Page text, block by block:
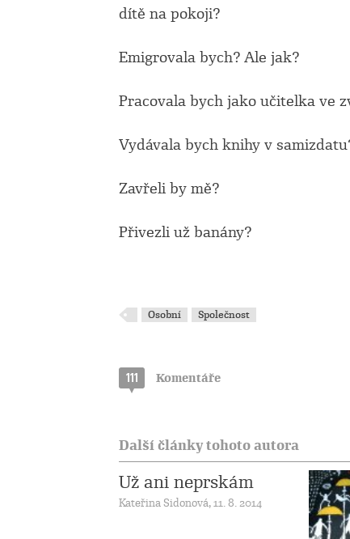
dítě na pokoji?
Emigrovala bych? Ale jak?
Pracovala bych jako učitelka ve
Vydávala bych knihy v
Zavřeli by mě?
Přivezli už banány?
Osobní Společnost
111 Komentáře
Další články tohoto autora
Už ani neprskám
Kateřina Sidonová, 11. 8. 2014